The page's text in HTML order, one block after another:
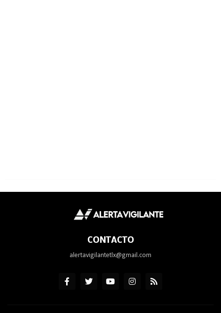
CONTACTO
alertavigilantetlx@gmail.com